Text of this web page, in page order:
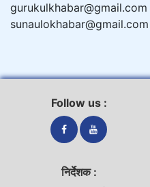
gurukulkhabar@gmail.com
sunaulokhabar@gmail.com
Follow us :
निर्देशक :